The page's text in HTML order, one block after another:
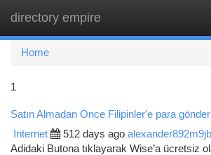
directory empire
Home
1
Satın Almadan Önce Filipinler'e para
Internet 512 days ago
Adidaki Butona tıklayarak Wise’a ücretsiz